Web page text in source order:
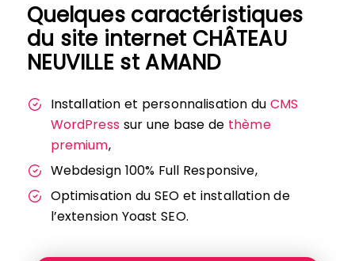
Quelques caractéristiques
du site internet CHÂTEAU
NEUVILLE st AMAND
Installation et personnalisation du CMS
WordPresssur une base de thème
premium,
Webdesign 100% Full Responsive,
Optimisation du SEO et installation de
l’extension Yoast SEO.